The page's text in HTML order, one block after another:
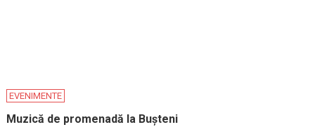
EVENIMENTE
Muzică de promenadă la Bușteni